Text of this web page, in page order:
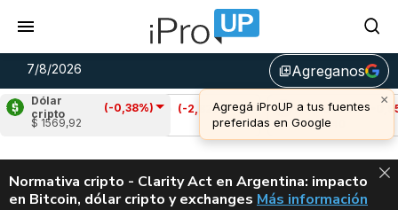
7/8/2026 library_addAgreganos
Dólar
cripto
(-0,38%)
$ 1569,92
Cardano
(-2,82%)
u$s 0,20
Avalanche (-0,95%)
u$s 6,40
ALERTA
Normativa cripto - Clarity Act en Argentina: impacto
en Bitcoin, dólar cripto y exchanges CLARITY ACT EN
Más información